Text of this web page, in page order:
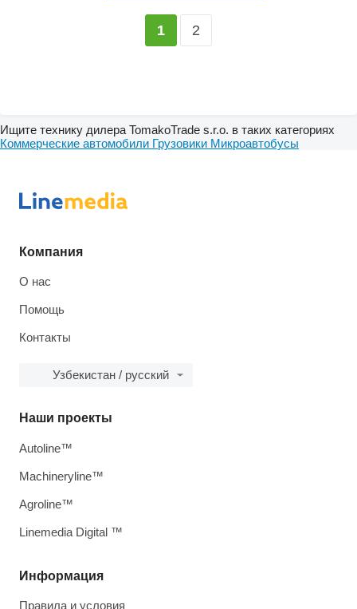
1 2
Ищите технику дилера TomakoTrade s.r.o. в таких категориях
Коммерческие автомобили Грузовики Микроавтобусы
Компания
О нас
Помощь
Контакты
Узбекистан / русский
Информация
Правила и условия
Наши проекты
Autoline™
Machineryline™
Agroline™
Linemedia Digital ™